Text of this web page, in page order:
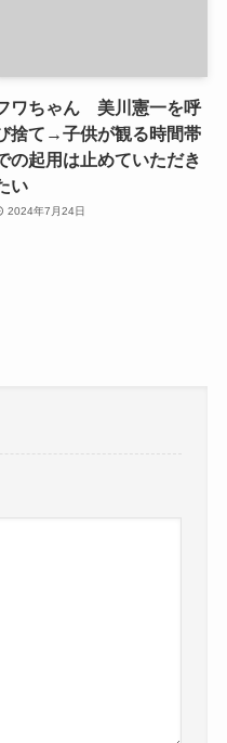
ワちゃん 美川憲一を呼
捨て→子供が観る時間帯
の起用は止めていただき
い
2024年7月24日